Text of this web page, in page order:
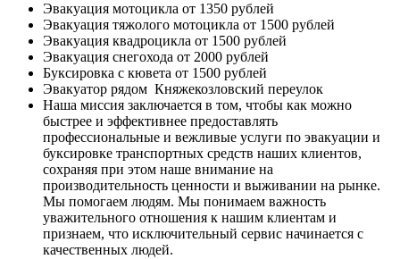
Эвакуация мотоцикла от 1350 рублей
Эвакуация тяжолого мотоцикла от 1500 рублей
Эвакуация квадроцикла от 1500 рублей
Эвакуация снегохода от 2000 рублей
Буксировка с кювета от 1500 рублей
Эвакуатор рядом Княжекозловский переулок
Наша миссия заключается в том, чтобы как можно
быстрее и эффективнее предоставлять
профессиональные и вежливые услуги по эвакуации и
буксировке транспортных средств наших клиентов,
сохраняя при этом наше внимание на
производительность ценности и выживании на рынке.
Мы помогаем людям. Мы понимаем важность
уважительного отношения к нашим клиентам и
признаем, что исключительный сервис начинается с
качественных людей.